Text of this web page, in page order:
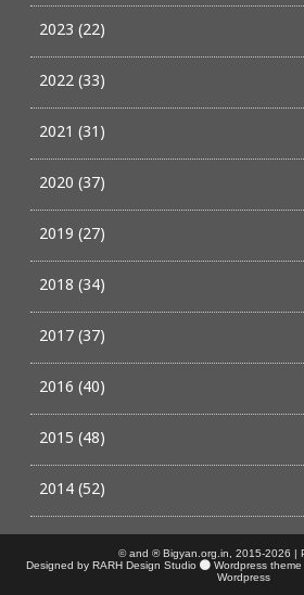
2023 (22)
2022 (33)
2021 (31)
2020 (37)
2019 (27)
2018 (34)
2017 (37)
2016 (40)
2015 (48)
2014 (52)
© and ® Bigyan.org.in, 2015-2026 |
Designed by RARH Design Studio
Wordpress
Wordpress